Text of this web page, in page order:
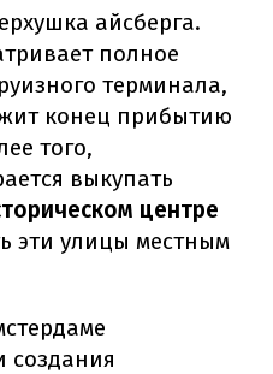
айсберга.
полное
терминала,
конец прибытию
того,
выкупать
центре
эти улицы местным
создания